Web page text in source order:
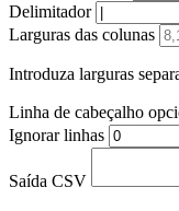
Delimitador
Larguras das colunas
Introduza larguras
Linha de cabeçalho
Ignorar linhas
Saída CSV